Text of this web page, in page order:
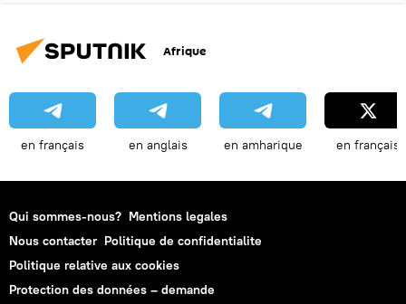
Afrique
en français en anglais en amharique en français
Qui sommes-nous? Mentions legales
Nous contacter Politique de confidentialite
Politique relative aux cookies
Protection des données – demande